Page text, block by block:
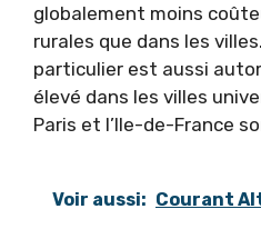
globalement moins
rurales que dans les
particulier est aussi
élevé dans les villes
Paris et l’Ile-de-France
Voir aussi: Courant